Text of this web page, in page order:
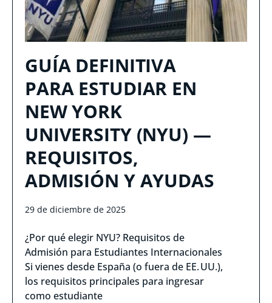
GUÍA DEFINITIVA
PARA ESTUDIAR EN
NEW YORK
UNIVERSITY (NYU) —
REQUISITOS,
ADMISIÓN Y AYUDAS
29 de diciembre de 2025
¿Por qué elegir NYU? Requisitos de
Admisión para Estudiantes Internacionales
Si vienes desde España (o fuera de EE. UU.),
los requisitos principales para ingresar
como estudiante